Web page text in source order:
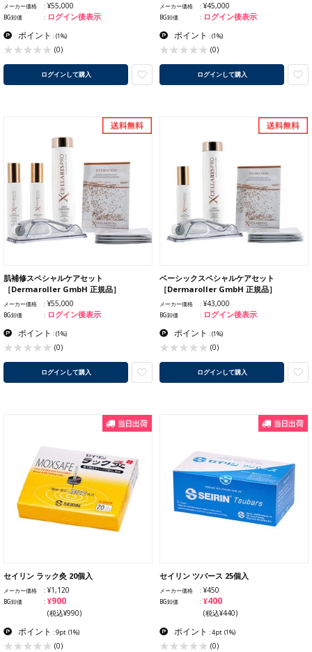
メーカー価格 ¥55,000
BG卸価 ログイン後表示
ポイント :(1%)
(0)
ログインして購入
メーカー価格 ¥45,000
BG卸価 ログイン後表示
ポイント :(1%)
(0)
ログインして購入
肌補修スペシャルケアセット
［Dermaroller GmbH 正規品］
メーカー価格 ¥55,000
BG卸価 ログイン後表示
ポイント :(1%)
(0)
ログインして購入
ベーシックスペシャルケアセット
［Dermaroller GmbH 正規品］
メーカー価格 ¥43,000
BG卸価 ログイン後表示
ポイント :(1%)
(0)
ログインして購入
セイリン ラック灸 20個入
メーカー価格 ¥1,120
BG卸価 ¥900
(税込¥990)
ポイント : 9pt (1%)
(0)
セイリン ツバース 25個入
メーカー価格 ¥450
BG卸価 ¥400
(税込¥440)
ポイント : 4pt (1%)
(0)